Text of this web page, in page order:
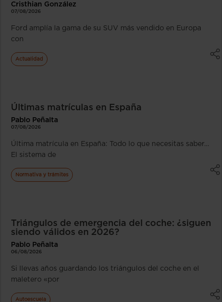
Cristhian González
07/08/2026
Ford amplía la gama de su SUV más vendido en Europa
con
Actualidad
Últimas matrículas en España
Pablo Peñalta
07/08/2026
Última matrícula en España: Todo lo que necesitas saber…
El sistema de
Normativa y trámites
Triángulos de emergencia del coche: ¿siguen
siendo válidos en 2026?
Pablo Peñalta
06/08/2026
Si llevas años guardando los triángulos del coche en el
maletero «por
Autoescuela